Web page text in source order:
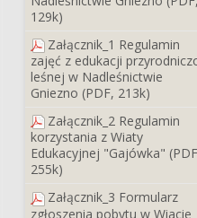
129k)
Załącznik_1 Regulamin
zajęć z edukacji
leśnej w Nadleśnictwie
Gniezno (PDF, 213k)
Załącznik_2 Regulamin
korzystania z Wiaty
Edukacyjnej "Gajówka"
255k)
Załącznik_3 Formularz
zgłoszenia pobytu w Wiacie